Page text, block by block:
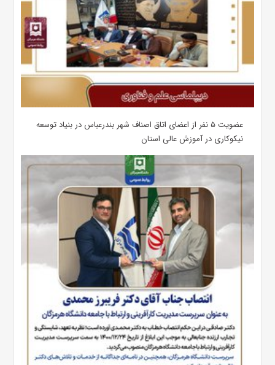
عضویت ۵ نفر از اعضای اتاق اصناف شهر بندرعباس در بنیاد توسعه
نیکوکاری در آموزش عالی استان